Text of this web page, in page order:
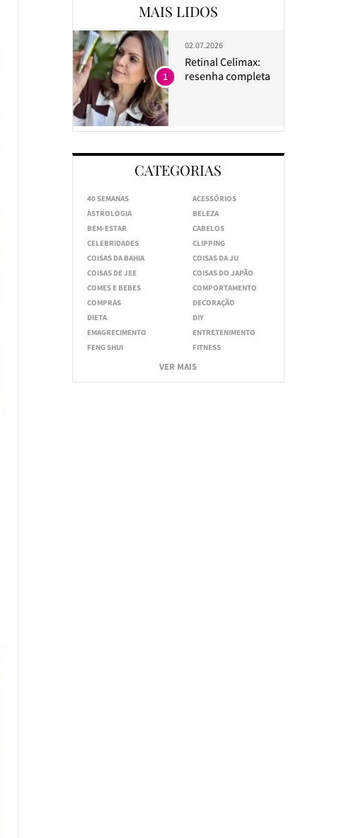
MAIS LIDOS
02.07.2026
Retinal Celimax:
resenha completa
1
CATEGORIAS
40 SEMANAS
ACESSÓRIOS
ASTROLOGIA
BELEZA
BEM-ESTAR
CABELOS
CELEBRIDADES
CLIPPING
COISAS DA BAHIA
COISAS DA JU
COISAS DE JEE
COISAS DO JAPÃO
COMES E BEBES
COMPORTAMENTO
COMPRAS
DECORAÇÃO
DIETA
DIY
EMAGRECIMENTO
ENTRETENIMENTO
FENG SHUI
FITNESS
VER MAIS